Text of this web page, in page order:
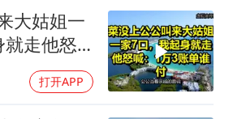
大姑姐一
走他怒
付
打开APP